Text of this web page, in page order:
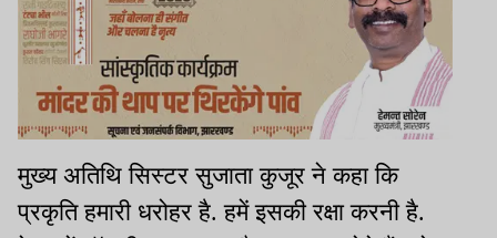
मुख्य अतिथि सिस्टर सुजाता कुजूर ने कहा कि
प्रकृति हमारी धरोहर है. हमें इसकी रक्षा करनी है.